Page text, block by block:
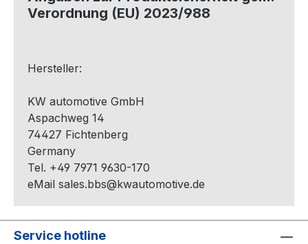
Verordnung (EU) 2023/988
Hersteller:
KW automotive GmbH
Aspachweg 14
74427 Fichtenberg
Germany
Tel. +49 7971 9630-170
eMail sales.bbs@kwautomotive.de
Service hotline